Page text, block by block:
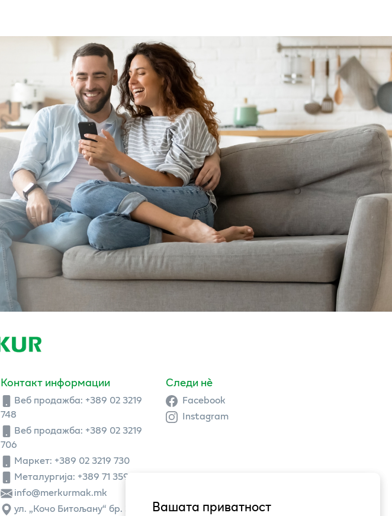
Вашата приватност
Контакт информации
Веб продажба: +389 02 3219
748
Веб продажба: +389 02 3219
706
Маркет: +389 02 3219 730
Металургија: +389 71 359 504
info@merkurmak.mk
ул. „Кочо Битољану“ бр. 3,
Следи нè
Facebook
Instagram